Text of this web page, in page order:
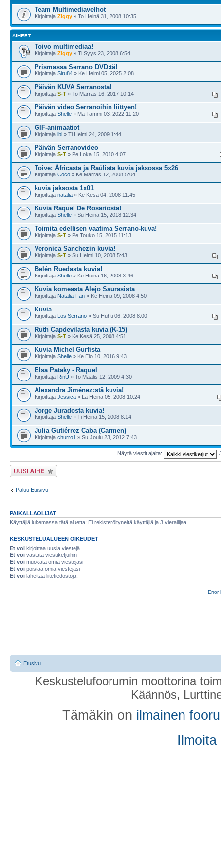
Team Multimediavelhot
Kirjoittaja Ziggy » To Heinä 31, 2008 10:35
AIHEET
Toivo multimediaa!
Kirjoittaja Ziggy » Ti Syys 23, 2008 6:54
Prismassa Serrano DVD:tä!
Kirjoittaja Siru84 » Ke Helmi 05, 2025 2:08
Päivän KUVA Serranosta!
Kirjoittaja S-T » To Marras 16, 2017 10:14
Päivän video Serranoihin liittyen!
Kirjoittaja Shelle » Ma Tammi 03, 2022 11:20
GIF-animaatiot
Kirjoittaja ibi » Ti Helmi 24, 2009 1:44
Päivän Serranovideo
Kirjoittaja S-T » Pe Loka 15, 2010 4:07
Toive: Áfricasta ja Raúlista kuvia jaksossa 5x26
Kirjoittaja Coco » Ke Marras 12, 2008 5:04
kuvia jaksosta 1x01
Kirjoittaja natalia » Ke Kesä 04, 2008 11:45
Kuvia Raquel De Rosariosta!
Kirjoittaja Shelle » Su Heinä 15, 2018 12:34
Toimita edellisen vaatima Serrano-kuva!
Kirjoittaja S-T » Pe Touko 15, 2015 11:13
Veronica Sanchezin kuvia!
Kirjoittaja S-T » Su Helmi 10, 2008 5:43
Belén Ruedasta kuvia!
Kirjoittaja Shelle » Ke Heinä 16, 2008 3:46
Kuvia komeasta Alejo Saurasista
Kirjoittaja Natalia-Fan » Ke Heinä 09, 2008 4:50
Kuvia
Kirjoittaja Los Serrano » Su Huhti 06, 2008 8:00
Ruth Capdevilasta kuvia (K-15)
Kirjoittaja S-T » Ke Kesä 25, 2008 4:51
Kuvia Michel Gurfista
Kirjoittaja Shelle » Ke Elo 10, 2016 9:43
Elsa Pataky - Raquel
Kirjoittaja RinU » To Maalis 12, 2009 4:30
Alexandra Jiménez:stä kuvia!
Kirjoittaja Jessica » La Heinä 05, 2008 10:24
Jorge Juradosta kuvia!
Kirjoittaja Shelle » Ti Heinä 15, 2008 8:14
Julia Gutiérrez Caba (Carmen)
Kirjoittaja churro1 » Su Joulu 23, 2012 7:43
Näytä viestit ajalta:
Lähetä uusi viesti
Paluu Etusivu
PAIKALLAOLIJAT
Käyttäjiä lukemassa tätä aluetta: Ei rekisteröityneitä käyttäjiä ja 3 vierailijaa
KESKUSTELUALUEEN OIKEUDET
Et voi kirjoittaa uusia viestejä
Et voi vastata viestiketjuihin
Et voi muokata omia viestejäsi
Et voi poistaa omia viestejäsi
Et voi lähettää liitetiedostoja.
Error
Etusivu
Keskustelufoorumin moottorina
Käännös,
Tämäkin on ilmainen